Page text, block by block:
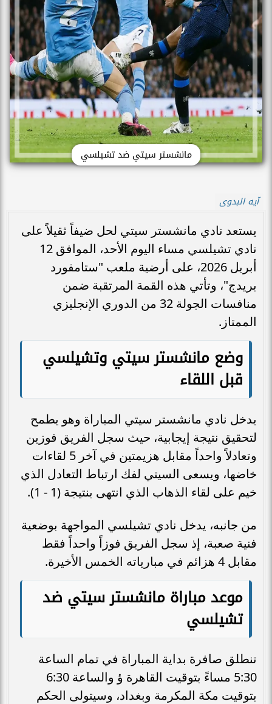
مانشستر سيتي ضد تشيلسي
آيه البدوى
يستعد نادي مانشستر سيتي لحل ضيفاً ثقيلاً على
نادي تشيلسي مساء اليوم الأحد، الموافق 12
أبريل 2026، على أرضية ملعب "ستامفورد
بريدج"، وتأتي هذه القمة المرتقبة ضمن
منافسات الجولة 32 من الدوري الإنجليزي
الممتاز.
وضع مانشستر سيتي وتشيلسي
قبل اللقاء
يدخل نادي مانشستر سيتي المباراة وهو يطمح
لتحقيق نتيجة إيجابية، حيث سجل الفريق فوزين
وتعادلاً واحداً مقابل هزيمتين في آخر 5 لقاءات
خاضها، ويسعى السيتي لفك ارتباط التعادل الذي
خيم على لقاء الذهاب الذي انتهى بنتيجة (1 - 1).
من جانبه، يدخل نادي تشيلسي المواجهة بوضعية
فنية صعبة، إذ سجل الفريق فوزاً واحداً فقط
مقابل 4 هزائم في مبارياته الخمس الأخيرة.
موعد مباراة مانشستر سيتي ضد
تشيلسي
تنطلق صافرة بداية المباراة في تمام الساعة
5:30 مساءً بتوقيت القاهرة ؤ والساعة 6:30
بتوقيت مكة المكرمة وبغداد، وسيتولى الحكم